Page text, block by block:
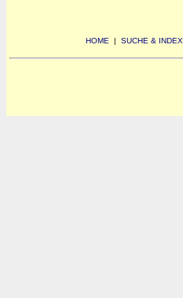
HOME | SUCHE & INDEX